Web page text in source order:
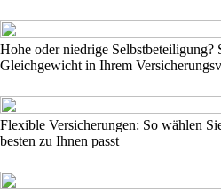
Hohe oder niedrige Selbstbeteiligung?
Gleichgewicht in Ihrem
Flexible Versicherungen: So wählen
besten zu Ihnen passt